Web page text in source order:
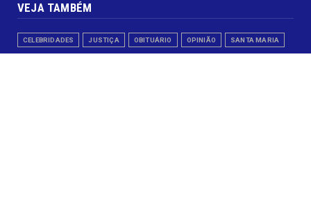
VEJA TAMBÉM
CELEBRIDADES JUSTIÇA OBITUÁRIO OPINIÃO SANTA MARIA